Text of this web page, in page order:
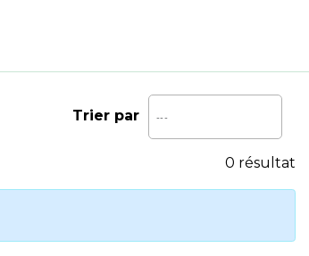
Trier par
0 résultat